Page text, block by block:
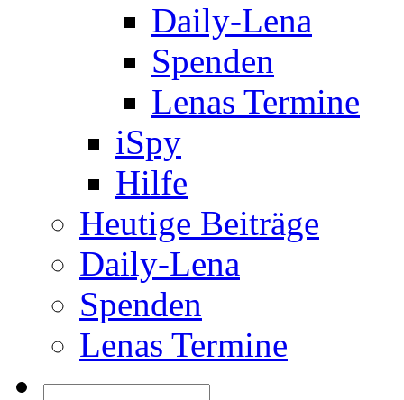
Daily-Lena
Spenden
Lenas Termine
iSpy
Hilfe
Heutige Beiträge
Daily-Lena
Spenden
Lenas Termine